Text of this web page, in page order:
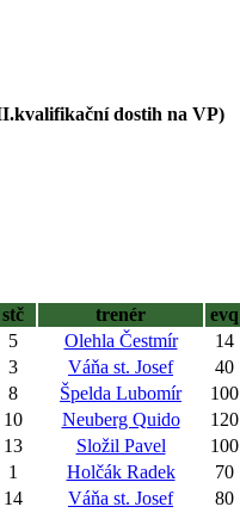
dostih na VP)
stč trenér
evq
5 Olehla Čestmír
14
3 Váňa st. Josef
40
8 Špelda Lubomír
100
10 Neuberg Quido
120
13 Složil Pavel
100
1 Holčák Radek
70
14 Váňa st. Josef
80